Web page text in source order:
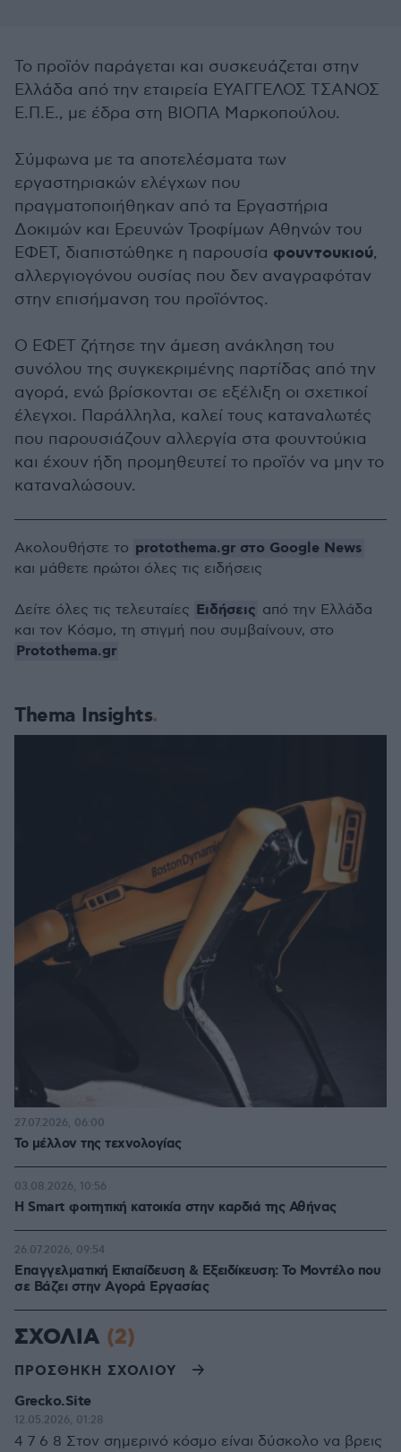
Το προϊόν παράγεται και συσκευάζεται στην
Ελλάδα από την εταιρεία ΕΥΑΓΓΕΛΟΣ ΤΣΑΝΟΣ
Ε.Π.Ε., με έδρα στη ΒΙΟΠΑ Μαρκοπούλου.
Σύμφωνα με τα αποτελέσματα των
εργαστηριακών ελέγχων που
πραγματοποιήθηκαν από τα Εργαστήρια
Δοκιμών και Ερευνών Τροφίμων Αθηνών του
ΕΦΕΤ, διαπιστώθηκε η παρουσία φουντουκιού,
αλλεργιογόνου ουσίας που δεν αναγραφόταν
στην επισήμανση του προϊόντος.
Ο ΕΦΕΤ ζήτησε την άμεση ανάκληση του
συνόλου της συγκεκριμένης παρτίδας από την
αγορά, ενώ βρίσκονται σε εξέλιξη οι σχετικοί
έλεγχοι. Παράλληλα, καλεί τους καταναλωτές
που παρουσιάζουν αλλεργία στα φουντούκια
και έχουν ήδη προμηθευτεί το προϊόν να μην το
καταναλώσουν.
Thema Insights
Το μέλλον της τεχνολογίας
27.07.2026, 06:00
Η Smart φοιτητική κατοικία στην καρδιά της Αθήνας
03.08.2026, 10:56
Επαγγελματική Εκπαίδευση & Εξειδίκευση: Το Mοντέλο που
σε Bάζει στην Aγορά Eργασίας
26.07.2026, 09:54
Ακολουθήστε το protothema.gr στο Google News
και μάθετε πρώτοι όλες τις ειδήσεις
Δείτε όλες τις τελευταίες Ειδήσεις από την Ελλάδα
και τον Κόσμο, τη στιγμή που συμβαίνουν, στο
Protothema.gr
ΣΧΟΛΙΑ (2)
ΠΡΟΣΘΗΚΗ ΣΧΟΛΙΟΥ
Grecko.Site
12.05.2026, 01:28
4 7 6 8 Στον σημερινό κόσμο είναι δύσκολο να βρεις